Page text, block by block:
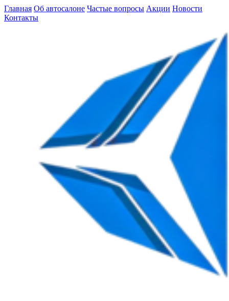
Главная Об автосалоне Частые вопросы Акции Новости
Контакты